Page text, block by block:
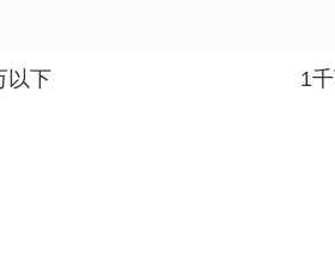
以下 1